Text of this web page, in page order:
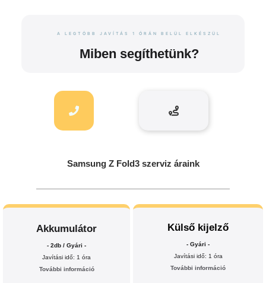
A LEGTÖBB JAVÍTÁS 1 ÓRÁN BELÜL ELKÉSZÜL
Miben segíthetünk?
Samsung Z Fold3 szerviz áraink
Akkumulátor
- 2db / Gyári -
Javítási idő: 1 óra
További információ
Külső kijelző
- Gyári -
Javítási idő: 1 óra
További információ